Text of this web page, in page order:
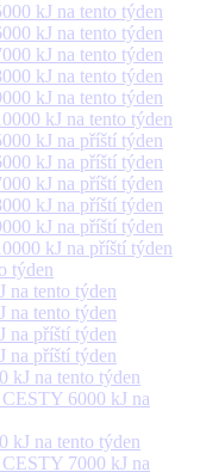
kJ na tento týden
kJ na tento týden
kJ na tento týden
kJ na tento týden
kJ na tento týden
kJ na tento týden
kJ na příští týden
kJ na příští týden
kJ na příští týden
kJ na příští týden
kJ na příští týden
kJ na příští týden
týden
tento týden
tento týden
na příští týden
na příští týden
kJ na tento týden
6000 kJ na
kJ na tento týden
7000 kJ na